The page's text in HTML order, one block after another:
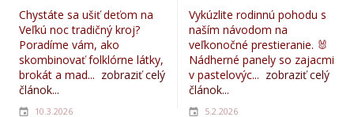
Chystáte sa ušiť deťom na
Veľkú noc tradičný kroj?
Poradíme vám, ako
skombinovať folklórne látky,
brokát a mad... zobraziť celý
článok...
10.3.2026
Vykúzlite rodinnú pohodu s
naším návodom na
veľkonočné prestieranie. 🐰
Nádherné panely so zajacmi
v pastelovýc... zobraziť celý
článok...
5.2.2026